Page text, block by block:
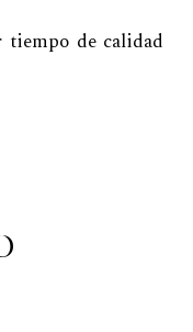
de calidad